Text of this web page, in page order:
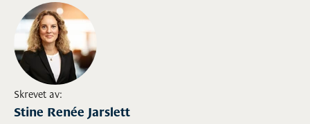
Skrevet av:
Stine Renée Jarslett